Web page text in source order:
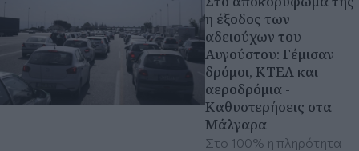
η έξοδος των
αδειούχων του
Αυγούστου: Γέμισαν
δρόμοι, ΚΤΕΛ και
αεροδρόμια -
Καθυστερήσεις στα
Μάλγαρα
Στο 100% η πληρότητα